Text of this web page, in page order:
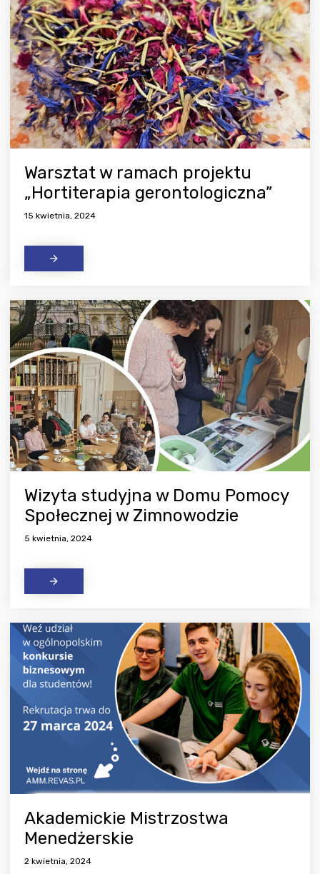
Warsztat w ramach projektu
„Hortiterapia gerontologiczna”
15 kwietnia, 2024
Wizyta studyjna w Domu Pomocy
Społecznej w Zimnowodzie
5 kwietnia, 2024
Akademickie Mistrzostwa
Menedżerskie
2 kwietnia, 2024